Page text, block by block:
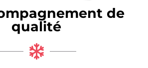
de
qualité